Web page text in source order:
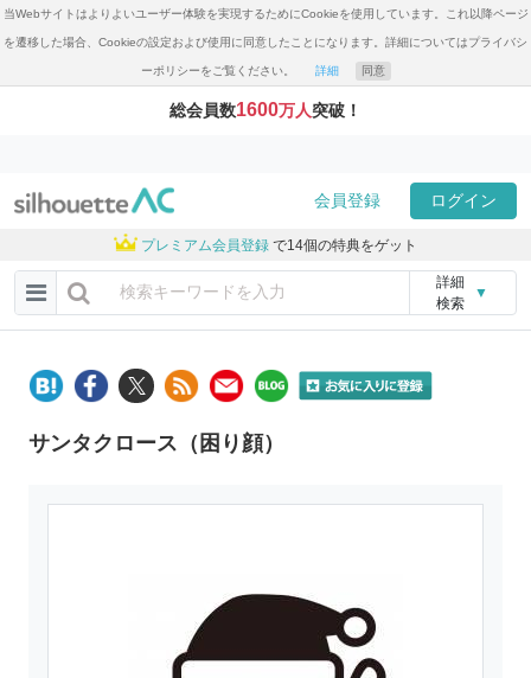
当Webサイトはよりよいユーザー体験を実現するためにCookieを使用しています。これ以降ページ
を遷移した場合、Cookieの設定および使用に同意したことになります。詳細についてはプライバシ
ーポリシーをご覧ください。 詳細 同意
総会員数1600万人突破！
会員登録 ログイン
プレミアム会員登録 で14個の特典をゲット
詳細
検索
▼
サンタクロース（困り顔）